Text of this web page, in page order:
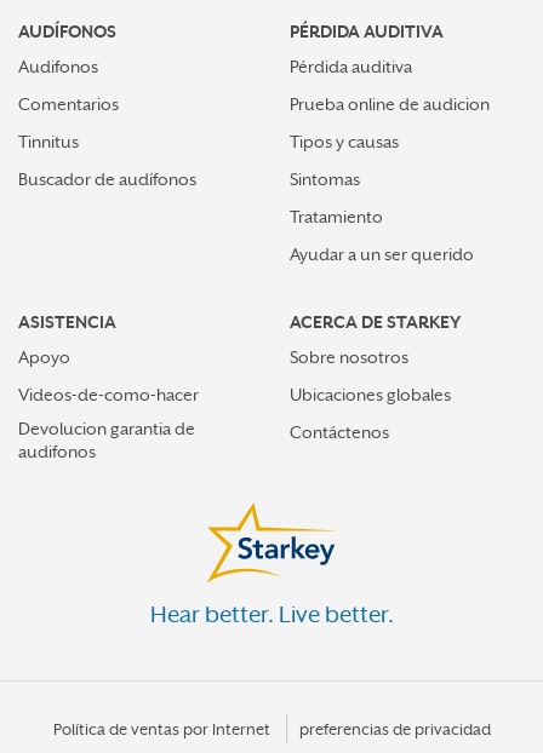
AUDÍFONOS
Audifonos
Comentarios
Tinnitus
Buscador de audífonos
PÉRDIDA AUDITIVA
Pérdida auditiva
Prueba online de audicion
Tipos y causas
Sintomas
Tratamiento
Ayudar a un ser querido
ASISTENCIA
Apoyo
Videos-de-como-hacer
Devolucion garantia de
audifonos
ACERCA DE STARKEY
Sobre nosotros
Ubicaciones globales
Contáctenos
Hear better. Live better.
Política de ventas por Internet preferencias de privacidad